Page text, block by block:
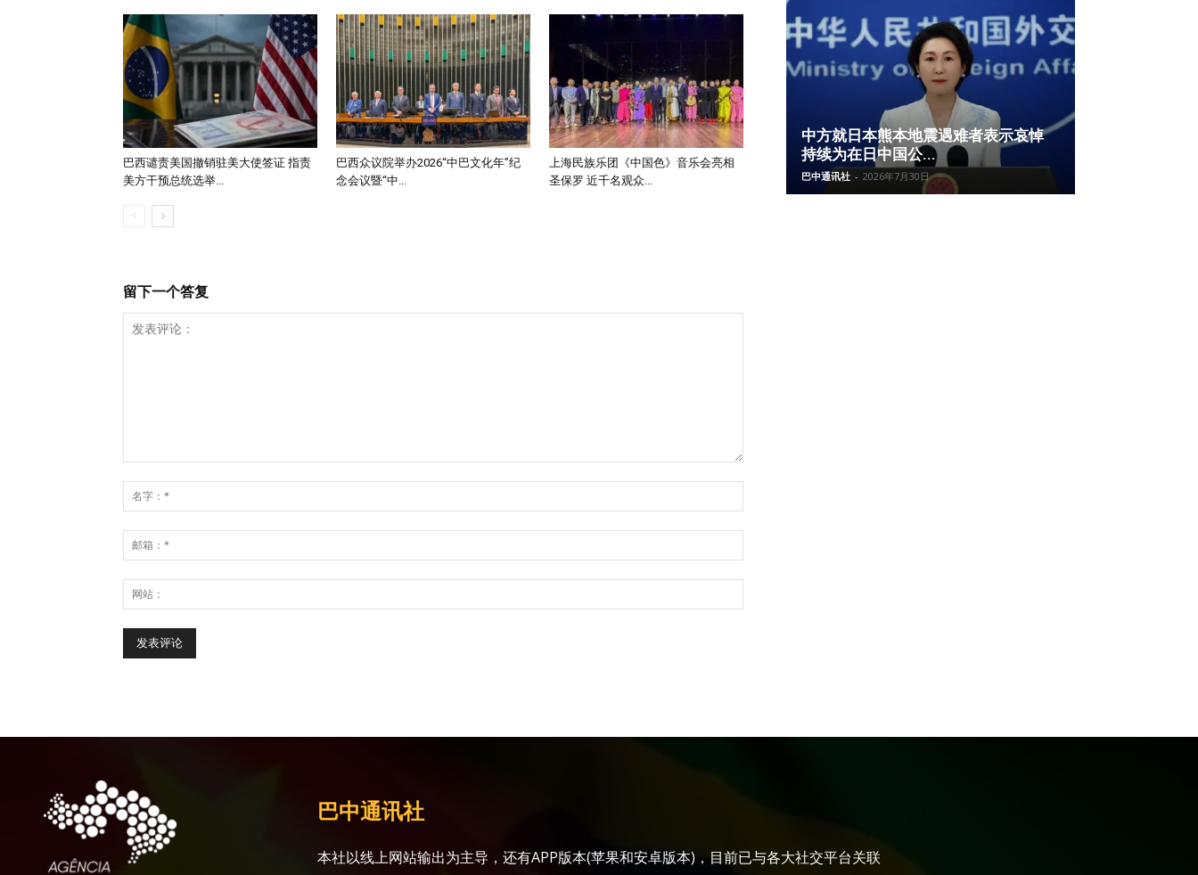
巴西谴责美国撤销驻美大使签证 指责
美方干预总统选举...
巴西众议院举办2026“中巴文化年”纪
念会议暨“中...
上海民族乐团《中国色》音乐会亮相
圣保罗 近千名观众...
留下一个答复
中方就日本熊本地震遇难者表示哀悼
持续为在日中国公...
巴中通讯社 - 2026年7月30日
巴中通讯社
本社以线上网站输出为主导，还有APP版本(苹果和安卓版本)，目前已与各大社交平台关联